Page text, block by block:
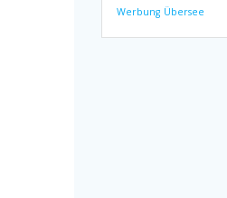
Werbung Übersee